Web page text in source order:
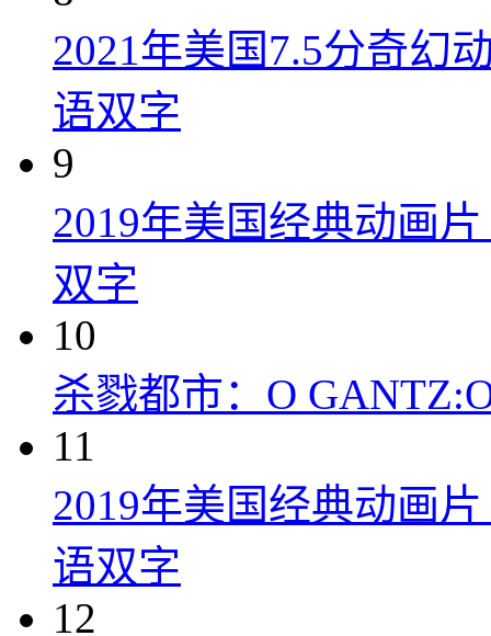
2021年美国7.5分奇幻
语双字
9
2019年美国经典动画
双字
10
杀戮都市：O
11
2019年美国经典动画
语双字
12